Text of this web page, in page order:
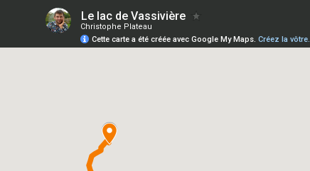
Le lac de Vassivière
Christophe Plateau
Cette carte a été créée avec Google My Maps. Créez la vôtre.